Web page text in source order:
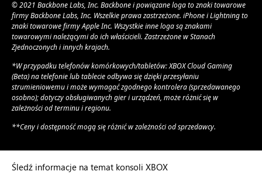
© 2021 Backbone Labs, Inc. Backbone i powiązane loga to znaki towarowe
firmy Backbone Labs, Inc. Wszelkie prawa zastrzeżone. iPhone i Lightning to
znaki towarowe firmy Apple Inc. Wszystkie inne loga są znakami
towarowymi należącymi do ich właścicieli. Zastrzeżone w Stanach
Zjednoczonych i innych krajach.
*W przypadku telefonów komórkowych/tabletów: XBOX Cloud Gaming
(Beta) na telefonie lub tablecie odbywa się dzięki przesyłaniu
strumieniowemu i może wymagać zgodnego kontrolera (sprzedawanego
osobno); dotyczy obsługiwanych gier i urządzeń, może różnić się w
zależności od terminu i regionu.
**Ceny i dostępność mogą się różnić w zależności od sprzedawcy.
Śledź informacje na temat konsoli XBOX